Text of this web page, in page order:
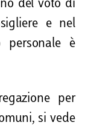
del voto di
e nel
personale è
per
si vede